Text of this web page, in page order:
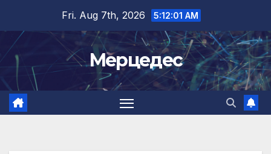
content
Fri. Aug 7th, 2026 5:12:01 AM
Мерцедес